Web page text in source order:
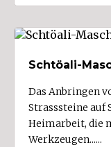
Schtöali-
Das Anbringen
Strasssteine auf
Heimarbeit, die
Werkzeugen......